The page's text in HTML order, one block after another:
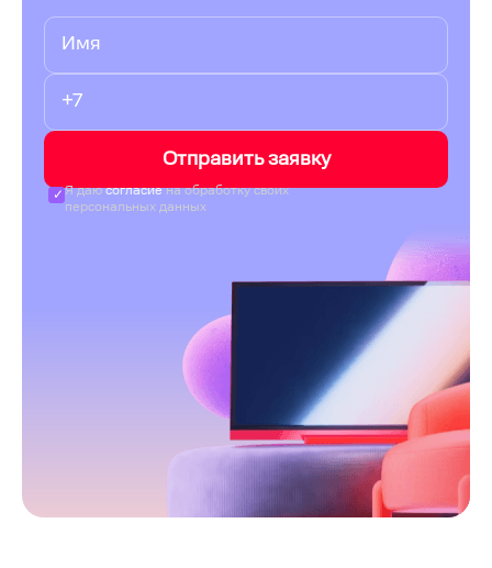
Отправить заявку
Я даюсогласиена обработку своих
персональных данных